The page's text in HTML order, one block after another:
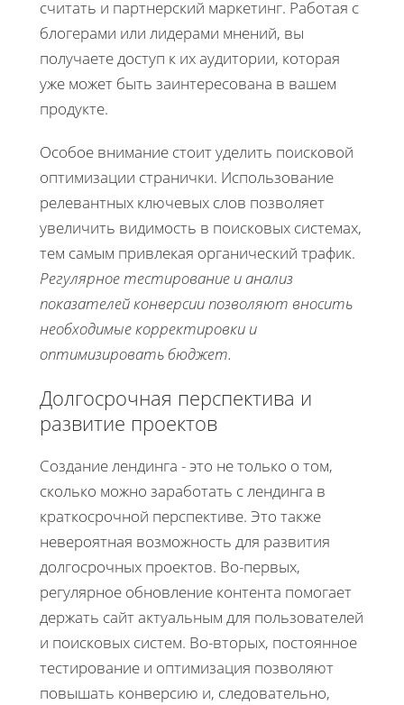
считать и партнерский маркетинг. Работая с
блогерами или лидерами мнений, вы
получаете доступ к их аудитории, которая
уже может быть заинтересована в вашем
продукте.
Особое внимание стоит уделить поисковой
оптимизации странички. Использование
релевантных ключевых слов позволяет
увеличить видимость в поисковых системах,
тем самым привлекая органический трафик.
Регулярное тестирование и анализ
показателей конверсии позволяют вносить
необходимые корректировки и
оптимизировать бюджет.
Долгосрочная перспектива и
развитие проектов
Создание лендинга - это не только о том,
сколько можно заработать с лендинга в
краткосрочной перспективе. Это также
невероятная возможность для развития
долгосрочных проектов. Во-первых,
регулярное обновление контента помогает
держать сайт актуальным для пользователей
и поисковых систем. Во-вторых, постоянное
тестирование и оптимизация позволяют
повышать конверсию и, следовательно,